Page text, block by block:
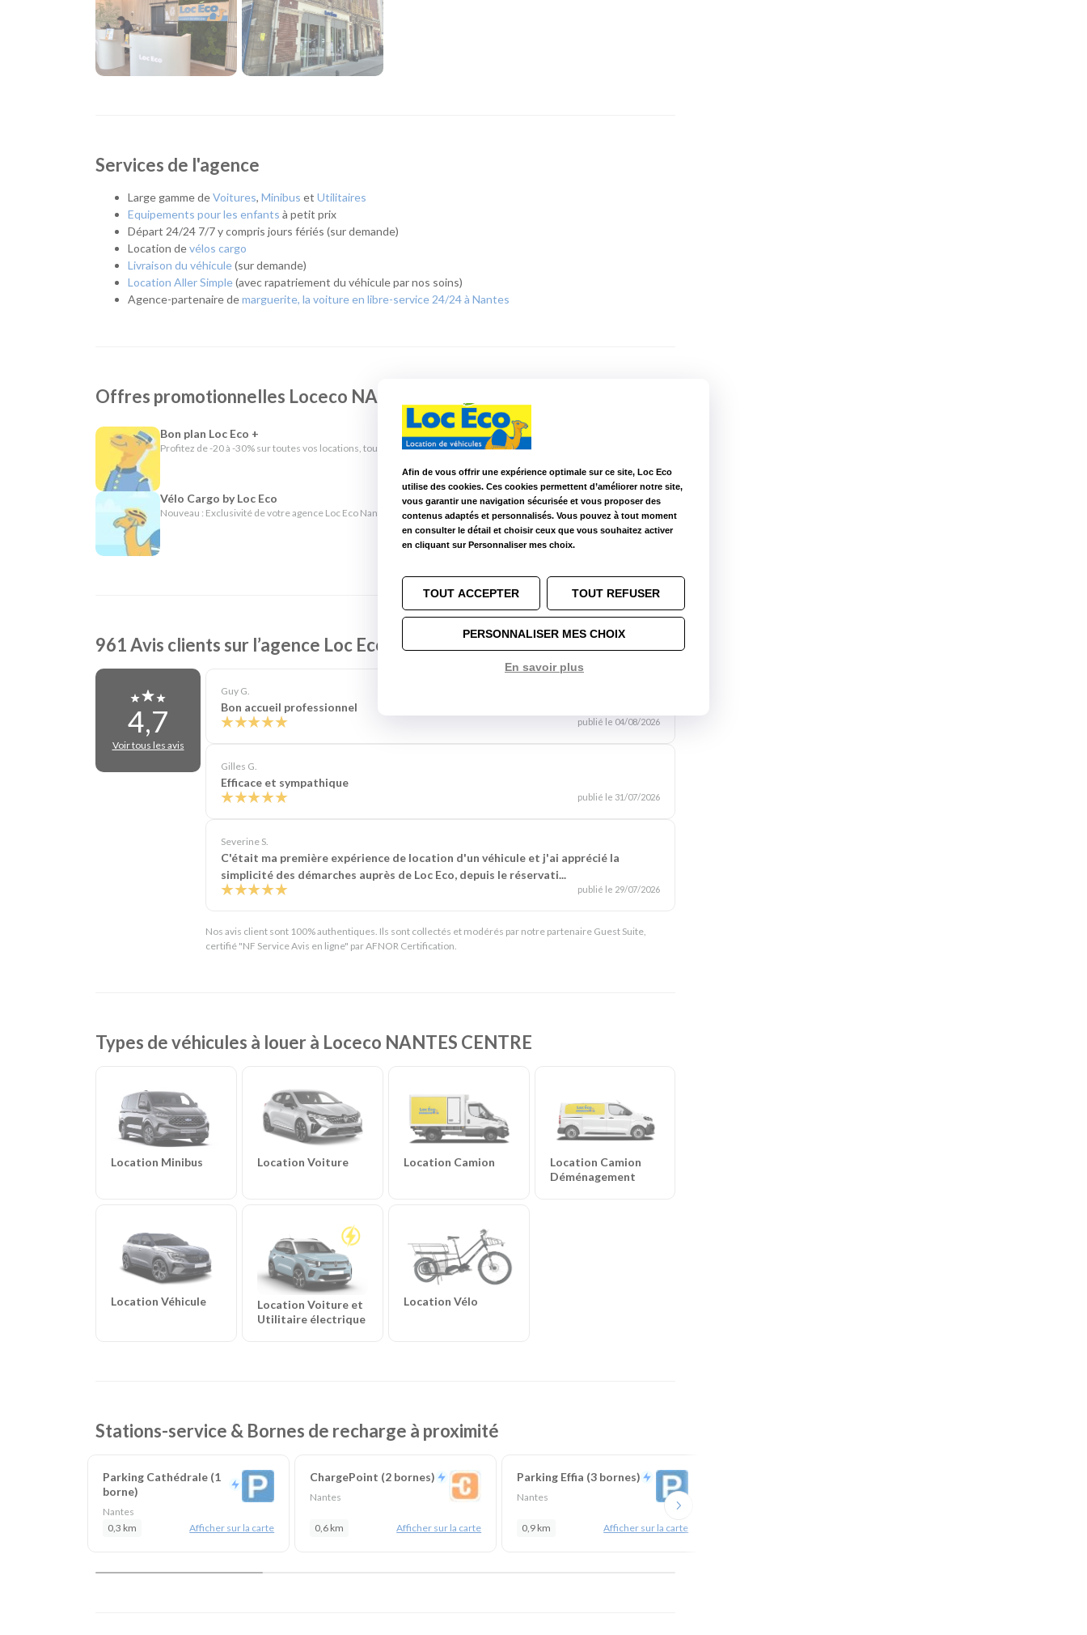
Services de l'agence
Large gamme deVoitures, Minibus et Utilitaires
Equipements pour les enfants à petit prix
Départ 24/24 7/7 y compris jours fériés (sur demande)
Location devélos cargo
Livraison du véhicule(sur demande)
Location Aller Simple(avec rapatriement du véhicule par nos soins)
Agence-partenaire demarguerite, la voiture en libre-service 24/24 à Nantes
Offres promotionnelles Loceco NANTES CENTRE
Bon plan Loc Eco +
Profitez de -20 à -30% sur toutes vos locations, toute l'année !En savoir plus
Vélo Cargo by Loc Eco
Nouveau : Exclusivité de votre agence Loc Eco Nantes Centre, louez votre vélo cargo dès 10€ la journée ! En savoir plus
961 Avis clients sur l’agence Loc Eco Nantes Centre
4,7
Voir tous les avis
Guy G.
Bon accueil professionnel
publié le 04/08/2026
Gilles G.
Efficace et sympathique
publié le 31/07/2026
Severine S.
C'était ma première expérience de location d'un véhicule et j'ai apprécié la
simplicité des démarches auprès de Loc Eco, depuis le réservati...
publié le 29/07/2026
Nos avis client sont 100% authentiques. Ils sont collectés et modérés par notre partenaire Guest Suite,
certifié "NF Service Avis en ligne" par AFNOR Certification.
Types de véhicules à louer à Loceco NANTES CENTRE
Location Minibus Location Voiture Location Camion
Location Camion
Déménagement
Location Véhicule
Location Voiture et
Utilitaire électrique
Location Vélo
Stations-service & Bornes de recharge à proximité
Parking Cathédrale (1
borne)
Nantes
0,3 km
Afficher sur la carte
ChargePoint (2 bornes)
Nantes
0,6 km Afficher sur la carte
Parking Effia (3 bornes)
Nantes
0,9 km Afficher sur la carte
Afin de vous offrir une expérience optimale sur ce site, Loc Eco
utilise des cookies. Ces cookies permettent d’améliorer notre site,
vous garantir une navigation sécurisée et vous proposer des
contenus adaptés et personnalisés. Vous pouvez à tout moment
en consulter le détail et choisir ceux que vous souhaitez activer
en cliquant sur Personnaliser mes choix.
TOUT ACCEPTER TOUT REFUSER
PERSONNALISER MES CHOIX
En savoir plus